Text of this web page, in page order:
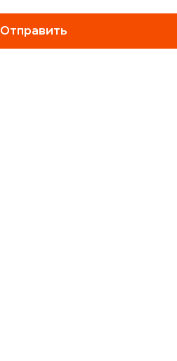
Отправить